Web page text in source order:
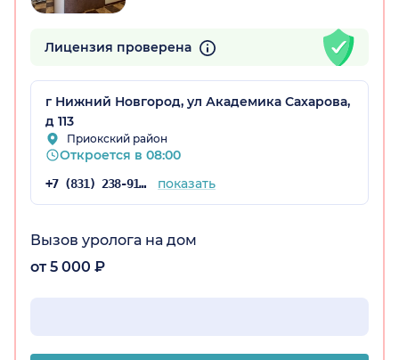
Лицензия проверена
г Нижний Новгород, ул Академика Сахарова,
д 113
Приокский район
Откроется в 08:00
+7 (831) 238-91-02 показать
Вызов уролога на дом
от 5 000 ₽